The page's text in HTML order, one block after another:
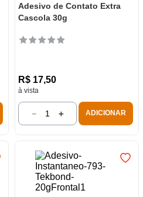
Adesivo de Contato Extra
Cascola 30g
R$ 17,50
à vista
＋
－ ADICIONAR